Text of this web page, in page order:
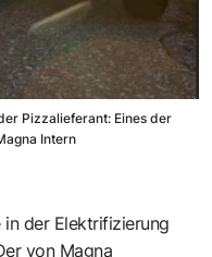
Pizzalieferant: Eines der
Intern
der Elektrifizierung
von Magna